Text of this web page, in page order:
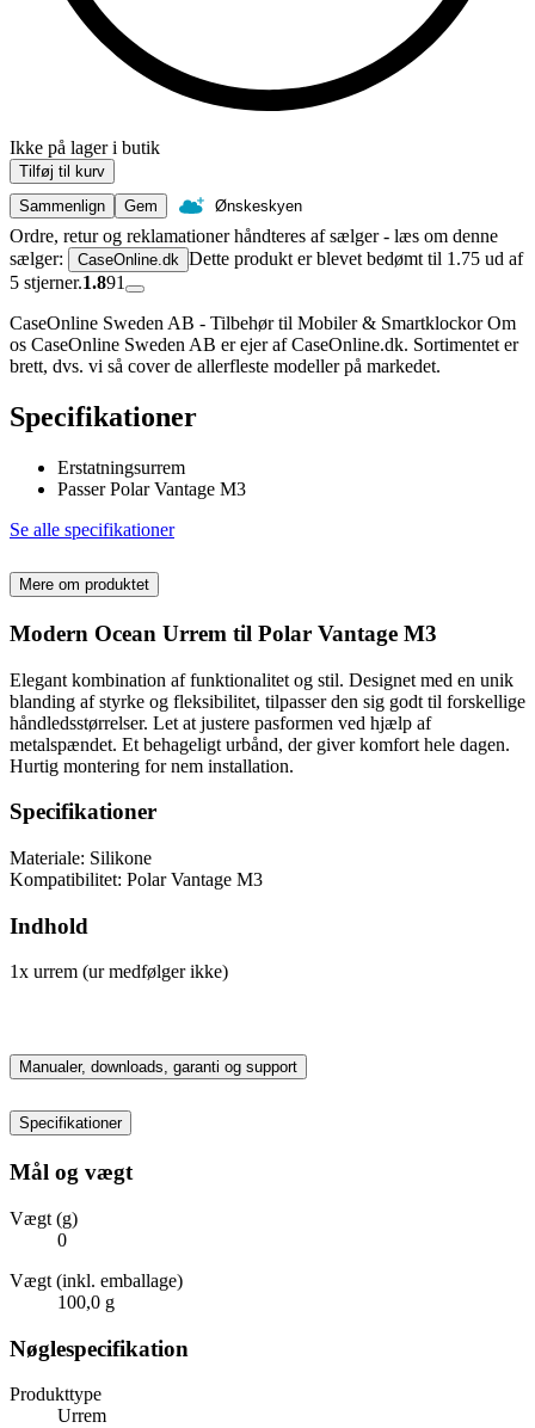
Ikke på lager i butik
Tilføj til kurv
Sammenlign
Gem Ønskeskyen
Ordre, retur og reklamationer håndteres af sælger - læs om denne
sælger:
CaseOnline.dk Dette produkt er blevet bedømt til 1.75 ud af
5 stjerner.1.891
CaseOnline Sweden AB - Tilbehør til Mobiler & Smartklockor Om
os CaseOnline Sweden AB er ejer af CaseOnline.dk. Sortimentet er
brett, dvs. vi så cover de allerfleste modeller på markedet.
Specifikationer
Erstatningsurrem
Passer Polar Vantage M3
Se alle specifikationer
Mere om produktet
Modern Ocean Urrem til Polar Vantage M3
Elegant kombination af funktionalitet og stil. Designet med en unik
blanding af styrke og fleksibilitet, tilpasser den sig godt til forskellige
håndledsstørrelser. Let at justere pasformen ved hjælp af
metalspændet. Et behageligt urbånd, der giver komfort hele dagen.
Hurtig montering for nem installation.
Specifikationer
Materiale: Silikone
Kompatibilitet: Polar Vantage M3
Indhold
1x urrem (ur medfølger ikke)
Manualer, downloads, garanti og support
Specifikationer
Mål og vægt
Vægt (g)
0
Vægt (inkl. emballage)
100,0 g
Nøglespecifikation
Produkttype
Urrem